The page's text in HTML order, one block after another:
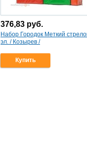
376,83 руб.
Набор Городок Меткий
эл. / Козырев /
Купить